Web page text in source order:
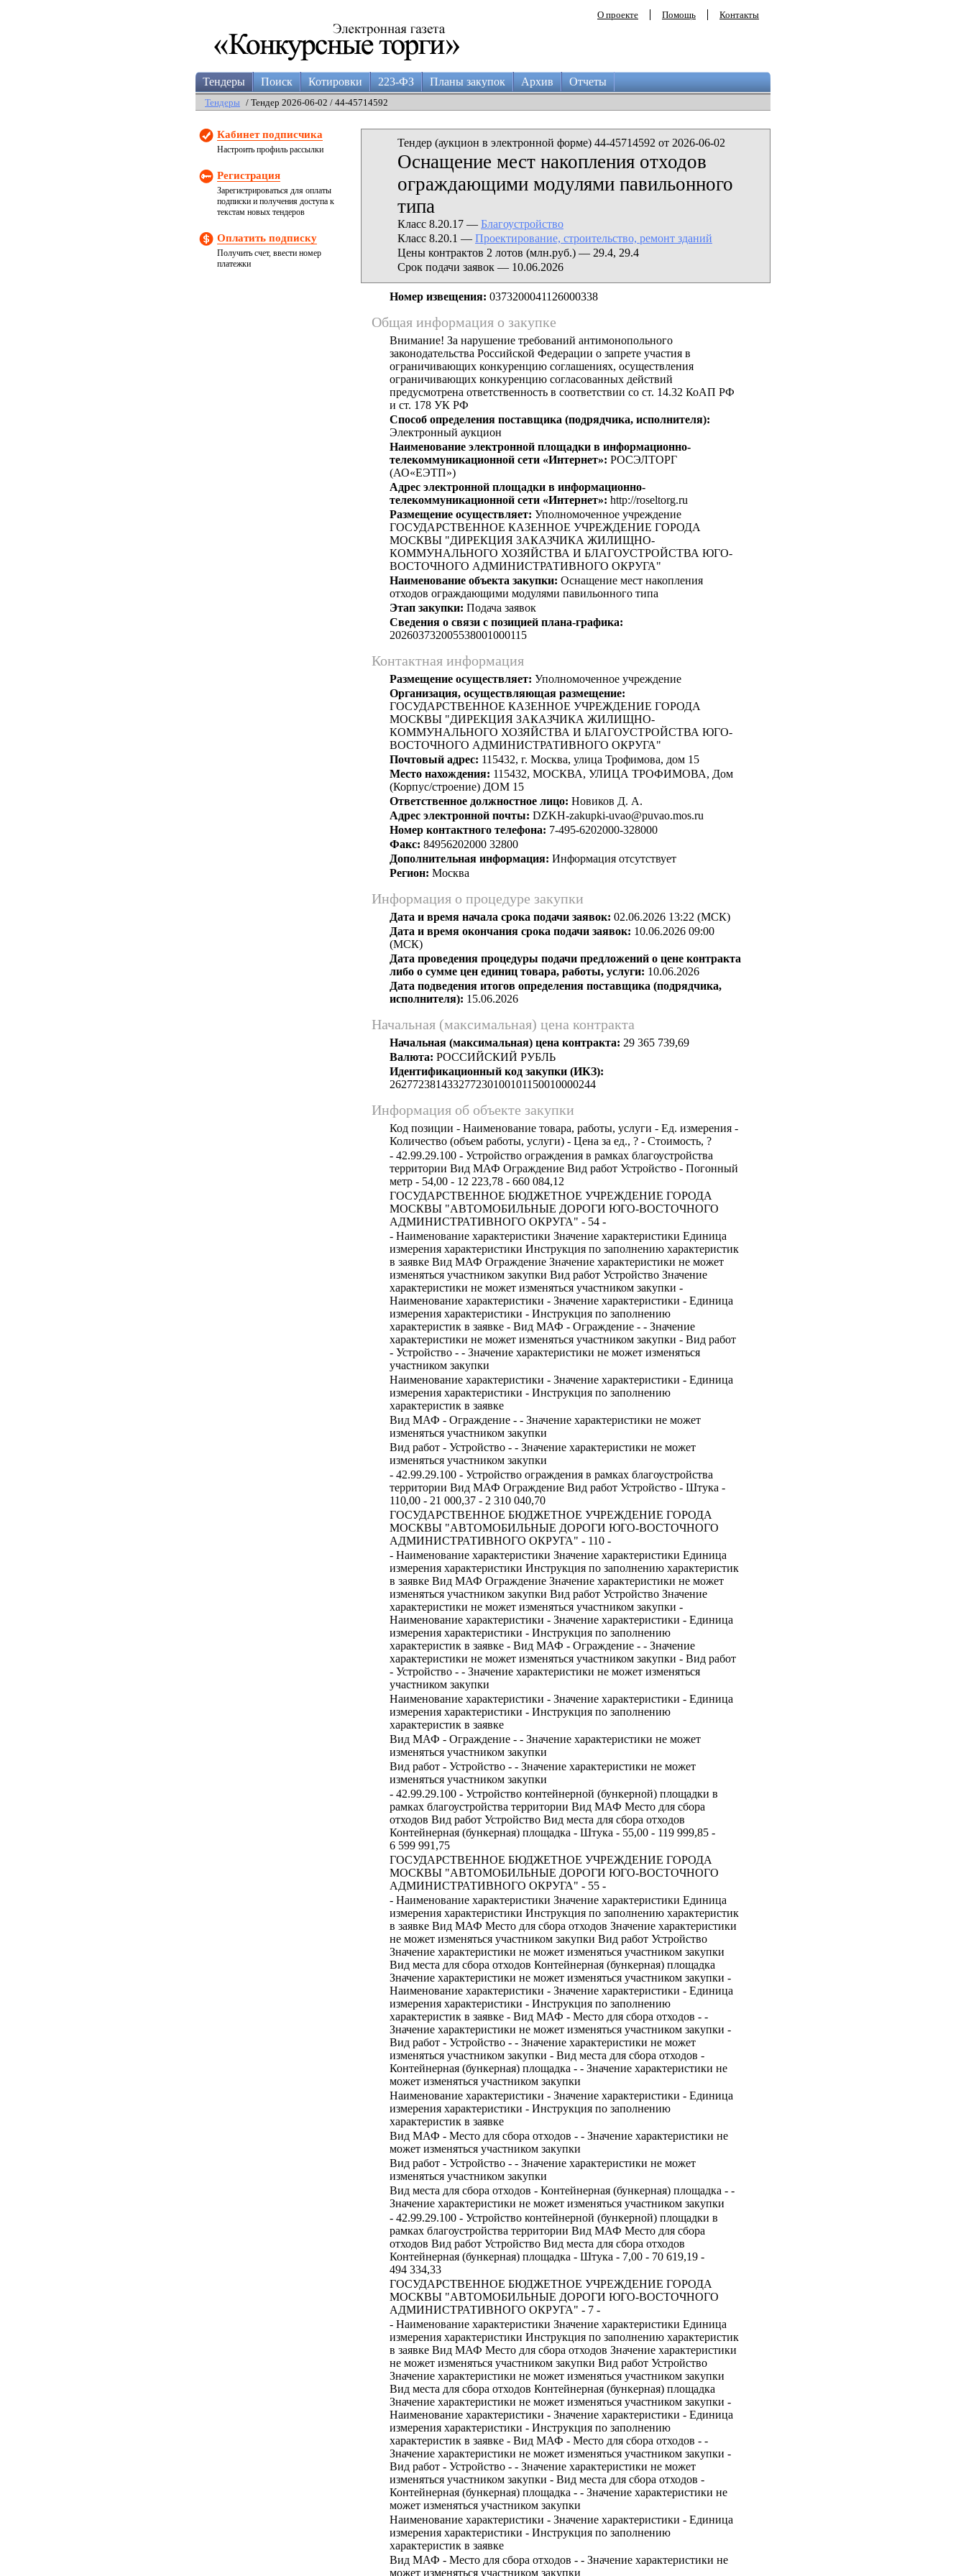
О проекте Помощь Контакты
Тендеры Поиск Котировки 223-ФЗ Планы закупок Архив Отчеты
Тендеры / Тендер 2026-06-02 / 44-45714592
Кабинет подписчика
Настроить профиль рассылки
Регистрация
Зарегистрироваться для оплаты
подписки и получения доступа к
текстам новых тендеров
Оплатить подписку
Получить счет, ввести номер
платежки
Тендер (аукцион в электронной форме) 44-45714592 от 2026-06-02
Оснащение мест накопления отходов
ограждающими модулями павильонного
типа
Класс 8.20.17 — Благоустройство
Класс 8.20.1 — Проектирование, строительство, ремонт зданий
Цены контрактов 2 лотов (млн.руб.) — 29.4, 29.4
Срок подачи заявок — 10.06.2026
Номер извещения: 0373200041126000338
Общая информация о закупке
Внимание! За нарушение требований антимонопольного
законодательства Российской Федерации о запрете участия в
ограничивающих конкуренцию соглашениях, осуществления
ограничивающих конкуренцию согласованных действий
предусмотрена ответственность в соответствии со ст. 14.32 КоАП РФ
и ст. 178 УК РФ
Способ определения поставщика (подрядчика, исполнителя):
Электронный аукцион
Наименование электронной площадки в информационно-
телекоммуникационной сети «Интернет»: РОСЭЛТОРГ
(АО«ЕЭТП»)
Адрес электронной площадки в информационно-
телекоммуникационной сети «Интернет»: http://roseltorg.ru
Размещение осуществляет: Уполномоченное учреждение
ГОСУДАРСТВЕННОЕ КАЗЕННОЕ УЧРЕЖДЕНИЕ ГОРОДА
МОСКВЫ "ДИРЕКЦИЯ ЗАКАЗЧИКА ЖИЛИЩНО-
КОММУНАЛЬНОГО ХОЗЯЙСТВА И БЛАГОУСТРОЙСТВА ЮГО-
ВОСТОЧНОГО АДМИНИСТРАТИВНОГО ОКРУГА"
Наименование объекта закупки: Оснащение мест накопления
отходов ограждающими модулями павильонного типа
Этап закупки: Подача заявок
Сведения о связи с позицией плана-графика:
202603732005538001000115
Контактная информация
Размещение осуществляет: Уполномоченное учреждение
Организация, осуществляющая размещение:
ГОСУДАРСТВЕННОЕ КАЗЕННОЕ УЧРЕЖДЕНИЕ ГОРОДА
МОСКВЫ "ДИРЕКЦИЯ ЗАКАЗЧИКА ЖИЛИЩНО-
КОММУНАЛЬНОГО ХОЗЯЙСТВА И БЛАГОУСТРОЙСТВА ЮГО-
ВОСТОЧНОГО АДМИНИСТРАТИВНОГО ОКРУГА"
Почтовый адрес: 115432, г. Москва, улица Трофимова, дом 15
Место нахождения: 115432, МОСКВА, УЛИЦА ТРОФИМОВА, Дом
(Корпус/строение) ДОМ 15
Ответственное должностное лицо: Новиков Д. А.
Адрес электронной почты: DZKH-zakupki-uvao@puvao.mos.ru
Номер контактного телефона: 7-495-6202000-328000
Факс: 84956202000 32800
Дополнительная информация: Информация отсутствует
Регион: Москва
Информация о процедуре закупки
Дата и время начала срока подачи заявок: 02.06.2026 13:22 (МСК)
Дата и время окончания срока подачи заявок: 10.06.2026 09:00
(МСК)
Дата проведения процедуры подачи предложений о цене контракта
либо о сумме цен единиц товара, работы, услуги: 10.06.2026
Дата подведения итогов определения поставщика (подрядчика,
исполнителя): 15.06.2026
Начальная (максимальная) цена контракта
Начальная (максимальная) цена контракта: 29 365 739,69
Валюта: РОССИЙСКИЙ РУБЛЬ
Идентификационный код закупки (ИКЗ):
262772381433277230100101150010000244
Информация об объекте закупки
Код позиции - Наименование товара, работы, услуги - Ед. измерения -
Количество (объем работы, услуги) - Цена за ед., ? - Стоимость, ?
- 42.99.29.100 - Устройство ограждения в рамках благоустройства
территории Вид МАФ Ограждение Вид работ Устройство - Погонный
метр - 54,00 - 12 223,78 - 660 084,12
ГОСУДАРСТВЕННОЕ БЮДЖЕТНОЕ УЧРЕЖДЕНИЕ ГОРОДА
МОСКВЫ "АВТОМОБИЛЬНЫЕ ДОРОГИ ЮГО-ВОСТОЧНОГО
АДМИНИСТРАТИВНОГО ОКРУГА" - 54 -
- Наименование характеристики Значение характеристики Единица
измерения характеристики Инструкция по заполнению характеристик
в заявке Вид МАФ Ограждение Значение характеристики не может
изменяться участником закупки Вид работ Устройство Значение
характеристики не может изменяться участником закупки -
Наименование характеристики - Значение характеристики - Единица
измерения характеристики - Инструкция по заполнению
характеристик в заявке - Вид МАФ - Ограждение - - Значение
характеристики не может изменяться участником закупки - Вид работ
- Устройство - - Значение характеристики не может изменяться
участником закупки
Наименование характеристики - Значение характеристики - Единица
измерения характеристики - Инструкция по заполнению
характеристик в заявке
Вид МАФ - Ограждение - - Значение характеристики не может
изменяться участником закупки
Вид работ - Устройство - - Значение характеристики не может
изменяться участником закупки
- 42.99.29.100 - Устройство ограждения в рамках благоустройства
территории Вид МАФ Ограждение Вид работ Устройство - Штука -
110,00 - 21 000,37 - 2 310 040,70
ГОСУДАРСТВЕННОЕ БЮДЖЕТНОЕ УЧРЕЖДЕНИЕ ГОРОДА
МОСКВЫ "АВТОМОБИЛЬНЫЕ ДОРОГИ ЮГО-ВОСТОЧНОГО
АДМИНИСТРАТИВНОГО ОКРУГА" - 110 -
- Наименование характеристики Значение характеристики Единица
измерения характеристики Инструкция по заполнению характеристик
в заявке Вид МАФ Ограждение Значение характеристики не может
изменяться участником закупки Вид работ Устройство Значение
характеристики не может изменяться участником закупки -
Наименование характеристики - Значение характеристики - Единица
измерения характеристики - Инструкция по заполнению
характеристик в заявке - Вид МАФ - Ограждение - - Значение
характеристики не может изменяться участником закупки - Вид работ
- Устройство - - Значение характеристики не может изменяться
участником закупки
Наименование характеристики - Значение характеристики - Единица
измерения характеристики - Инструкция по заполнению
характеристик в заявке
Вид МАФ - Ограждение - - Значение характеристики не может
изменяться участником закупки
Вид работ - Устройство - - Значение характеристики не может
изменяться участником закупки
- 42.99.29.100 - Устройство контейнерной (бункерной) площадки в
рамках благоустройства территории Вид МАФ Место для сбора
отходов Вид работ Устройство Вид места для сбора отходов
Контейнерная (бункерная) площадка - Штука - 55,00 - 119 999,85 -
6 599 991,75
ГОСУДАРСТВЕННОЕ БЮДЖЕТНОЕ УЧРЕЖДЕНИЕ ГОРОДА
МОСКВЫ "АВТОМОБИЛЬНЫЕ ДОРОГИ ЮГО-ВОСТОЧНОГО
АДМИНИСТРАТИВНОГО ОКРУГА" - 55 -
- Наименование характеристики Значение характеристики Единица
измерения характеристики Инструкция по заполнению характеристик
в заявке Вид МАФ Место для сбора отходов Значение характеристики
не может изменяться участником закупки Вид работ Устройство
Значение характеристики не может изменяться участником закупки
Вид места для сбора отходов Контейнерная (бункерная) площадка
Значение характеристики не может изменяться участником закупки -
Наименование характеристики - Значение характеристики - Единица
измерения характеристики - Инструкция по заполнению
характеристик в заявке - Вид МАФ - Место для сбора отходов - -
Значение характеристики не может изменяться участником закупки -
Вид работ - Устройство - - Значение характеристики не может
изменяться участником закупки - Вид места для сбора отходов -
Контейнерная (бункерная) площадка - - Значение характеристики не
может изменяться участником закупки
Наименование характеристики - Значение характеристики - Единица
измерения характеристики - Инструкция по заполнению
характеристик в заявке
Вид МАФ - Место для сбора отходов - - Значение характеристики не
может изменяться участником закупки
Вид работ - Устройство - - Значение характеристики не может
изменяться участником закупки
Вид места для сбора отходов - Контейнерная (бункерная) площадка - -
Значение характеристики не может изменяться участником закупки
- 42.99.29.100 - Устройство контейнерной (бункерной) площадки в
рамках благоустройства территории Вид МАФ Место для сбора
отходов Вид работ Устройство Вид места для сбора отходов
Контейнерная (бункерная) площадка - Штука - 7,00 - 70 619,19 -
494 334,33
ГОСУДАРСТВЕННОЕ БЮДЖЕТНОЕ УЧРЕЖДЕНИЕ ГОРОДА
МОСКВЫ "АВТОМОБИЛЬНЫЕ ДОРОГИ ЮГО-ВОСТОЧНОГО
АДМИНИСТРАТИВНОГО ОКРУГА" - 7 -
- Наименование характеристики Значение характеристики Единица
измерения характеристики Инструкция по заполнению характеристик
в заявке Вид МАФ Место для сбора отходов Значение характеристики
не может изменяться участником закупки Вид работ Устройство
Значение характеристики не может изменяться участником закупки
Вид места для сбора отходов Контейнерная (бункерная) площадка
Значение характеристики не может изменяться участником закупки -
Наименование характеристики - Значение характеристики - Единица
измерения характеристики - Инструкция по заполнению
характеристик в заявке - Вид МАФ - Место для сбора отходов - -
Значение характеристики не может изменяться участником закупки -
Вид работ - Устройство - - Значение характеристики не может
изменяться участником закупки - Вид места для сбора отходов -
Контейнерная (бункерная) площадка - - Значение характеристики не
может изменяться участником закупки
Наименование характеристики - Значение характеристики - Единица
измерения характеристики - Инструкция по заполнению
характеристик в заявке
Вид МАФ - Место для сбора отходов - - Значение характеристики не
может изменяться участником закупки